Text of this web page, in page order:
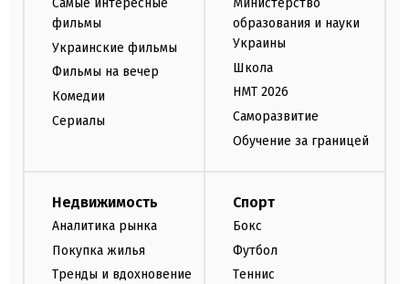
фильмы
Украинские фильмы
Фильмы на вечер
Комедии
Сериалы
образования и науки
Украины
Школа
НМТ 2026
Саморазвитие
Обучение за границей
Недвижимость
Аналитика рынка
Покупка жилья
Тренды и вдохновение
Спорт
Бокс
Футбол
Теннис